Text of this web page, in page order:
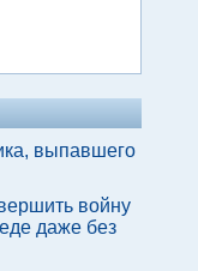
выпавшего
войну
даже без